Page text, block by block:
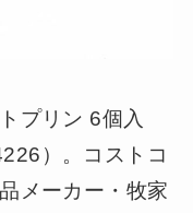
プリン 6個入
）。コストコ
メーカー・牧家